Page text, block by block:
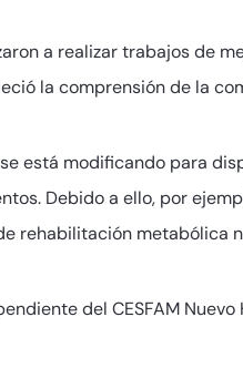
a realizar trabajos de
la comprensión de la
está modificando para
Debido a ello, por
rehabilitación metabólica
del CESFAM